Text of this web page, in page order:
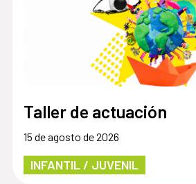
Taller de actuación
15 de agosto de 2026
INFANTIL / JUVENIL